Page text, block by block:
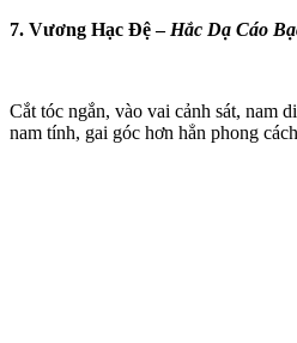
7. Vương Hạc Đệ – Hắc Dạ Cáo
Cắt tóc ngắn, vào vai cảnh sát, nam
nam tính, gai góc hơn hẳn phong